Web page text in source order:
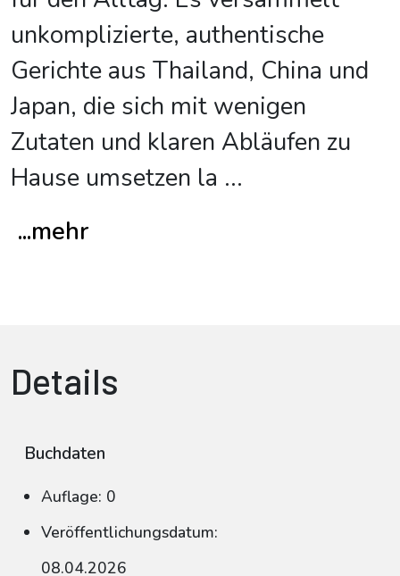
unkomplizierte, authentische
Gerichte aus Thailand, China und
Japan, die sich mit wenigen
Zutaten und klaren Abläufen zu
Hause umsetzen la ...
...mehr
Details
Buchdaten
Auflage: 0
Veröffentlichungsdatum:
08.04.2026